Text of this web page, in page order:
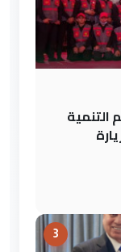
التنمية
3